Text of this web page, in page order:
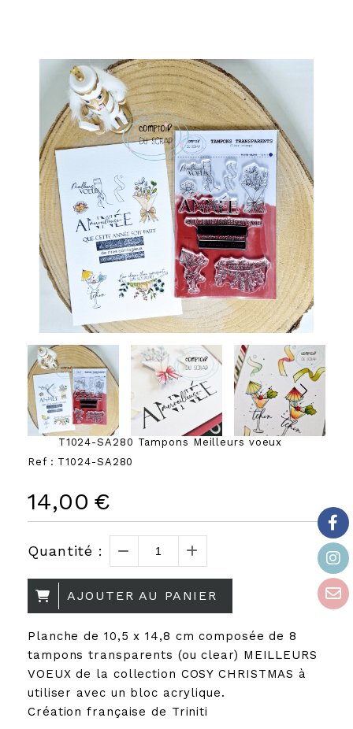
T1024-SA280 Tampons Meilleurs voeux
Ref : T1024-SA280
14,00 €
Quantité :
AJOUTER AU PANIER
Planche de 10,5 x 14,8 cm composée de 8
tampons transparents (ou clear) MEILLEURS
VOEUX de la collection COSY CHRISTMAS à
utiliser avec un bloc acrylique.
Création française de Triniti